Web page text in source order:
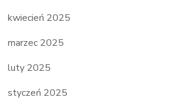
kwiecień 2025
marzec 2025
luty 2025
styczeń 2025